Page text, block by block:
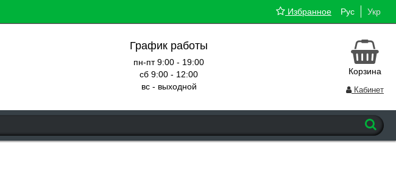
Рус Укр
Избранное
График работы
пн-пт 9:00 - 19:00
сб 9:00 - 12:00
вс - выходной
Корзина
Кабинет